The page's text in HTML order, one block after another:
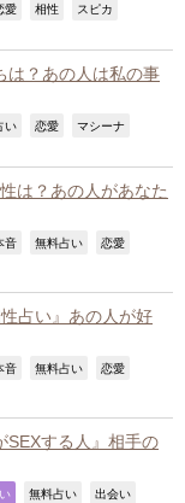
愛 相性 スピカ
は？あの人は私の事
い 恋愛 マシーナ
は？あの人があなた
音 無料占い 恋愛
占い』あの人が好
音 無料占い 恋愛
SEXする人』相手の
無料占い 出会い